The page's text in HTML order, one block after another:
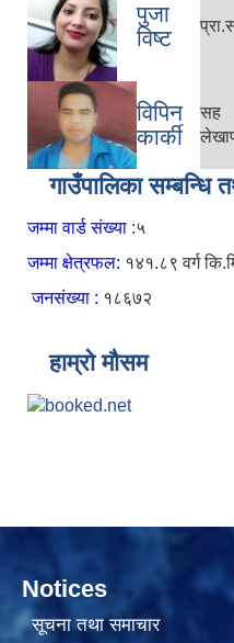
पुजा
विष्ट
विपिन
कार्की
सह
गाउँपालिका सम्बन्धि
जम्मा वार्ड संख्या :५
जम्मा क्षेत्रफल: १४१.८९ वर्ग
जनसंख्या : १८६७२
हाम्रो मौसम
Notices
सूचना तथा समाचार